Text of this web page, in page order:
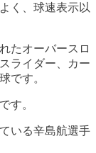
く、球速表示以
たオーバースロ
ライダー、カー
です。
す。
いる辛島航選手